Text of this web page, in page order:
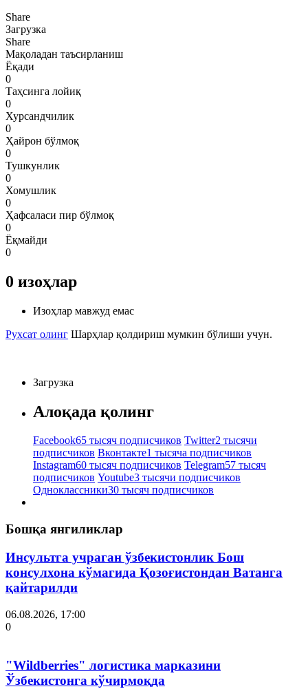
Share
Загрузка
Share
Мақоладан таъсирланиш
Ёқади
0
Таҳсинга лойиқ
0
Хурсандчилик
0
Ҳайрон бўлмоқ
0
Тушкунлик
0
Хомушлик
0
Ҳафсаласи пир бўлмоқ
0
Ёқмайди
0
0 изоҳлар
Изоҳлар мавжуд емас
Рухсат олинг Шарҳлар қолдириш мумкин бўлиши учун.
Загрузка
Алоқада қолинг
Facebook65 тысяч подписчиков Twitter2 тысячи
подписчиков Вконтакте1 тысяча подписчиков
Instagram60 тысяч подписчиков Telegram57 тысяч
подписчиков Youtube3 тысячи подписчиков
Одноклассники30 тысяч подписчиков
Бошқа янгиликлар
Инсультга учраган ўзбекистонлик Бош
консулхона кўмагида Қозоғистондан Ватанга
қайтарилди
06.08.2026, 17:00
0
"Wildberries" логистика марказини
Ўзбекистонга кўчирмоқда